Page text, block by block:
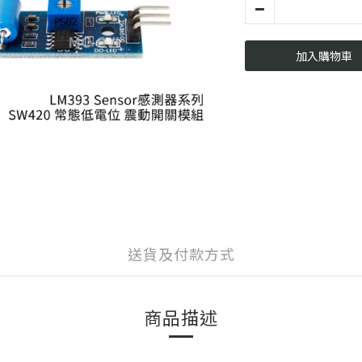
加入購物車
送貨及付款方式
商品描述